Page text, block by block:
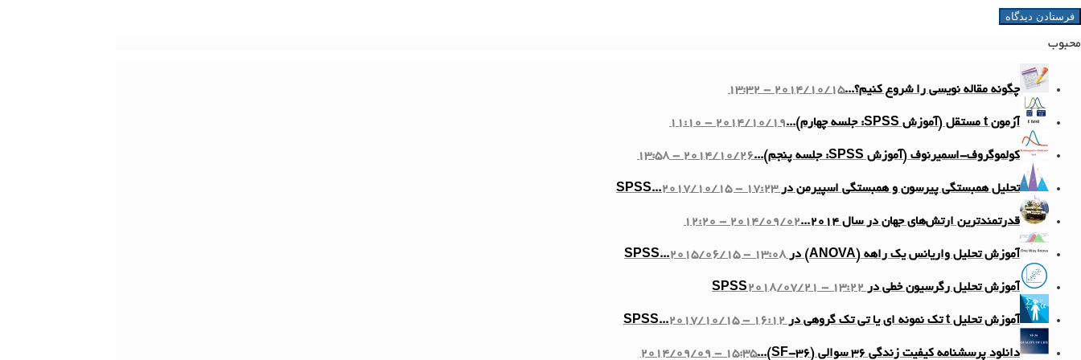
محبوب
چگونه مقاله نویسی را شروع کنیم؟...2014/10/15 - 13:32
آزمون t مستقل (آموزش SPSS: جلسه چهارم)... 2014/10/19 - 11:10
کولموگروف-اسمیرنوف (آموزش SPSS: جلسه پنجم)... 2014/10/26 - 13:58
تحلیل همبستگی پیرسون و همبستگی اسپیرمن در SPSS...2017/10/15 - 17:23
قدرتمندترین ارتش‌های جهان در سال ۲۰۱۴... 2014/09/02 - 12:20
آموزش تحلیل واریانس یک راهه (ANOVA) در SPSS... 2015/06/15 - 13:08
آموزش تحلیل رگرسیون خطی در SPSS 2018/07/21 - 13:22
آموزش تحلیل t تک نمونه ای یا تی تک گروهی در SPSS... 2017/10/15 - 16:12
دانلود پرسشنامه کیفیت زندگی ۳۶ سوالی (SF-36)... 2014/09/09 - 15:35